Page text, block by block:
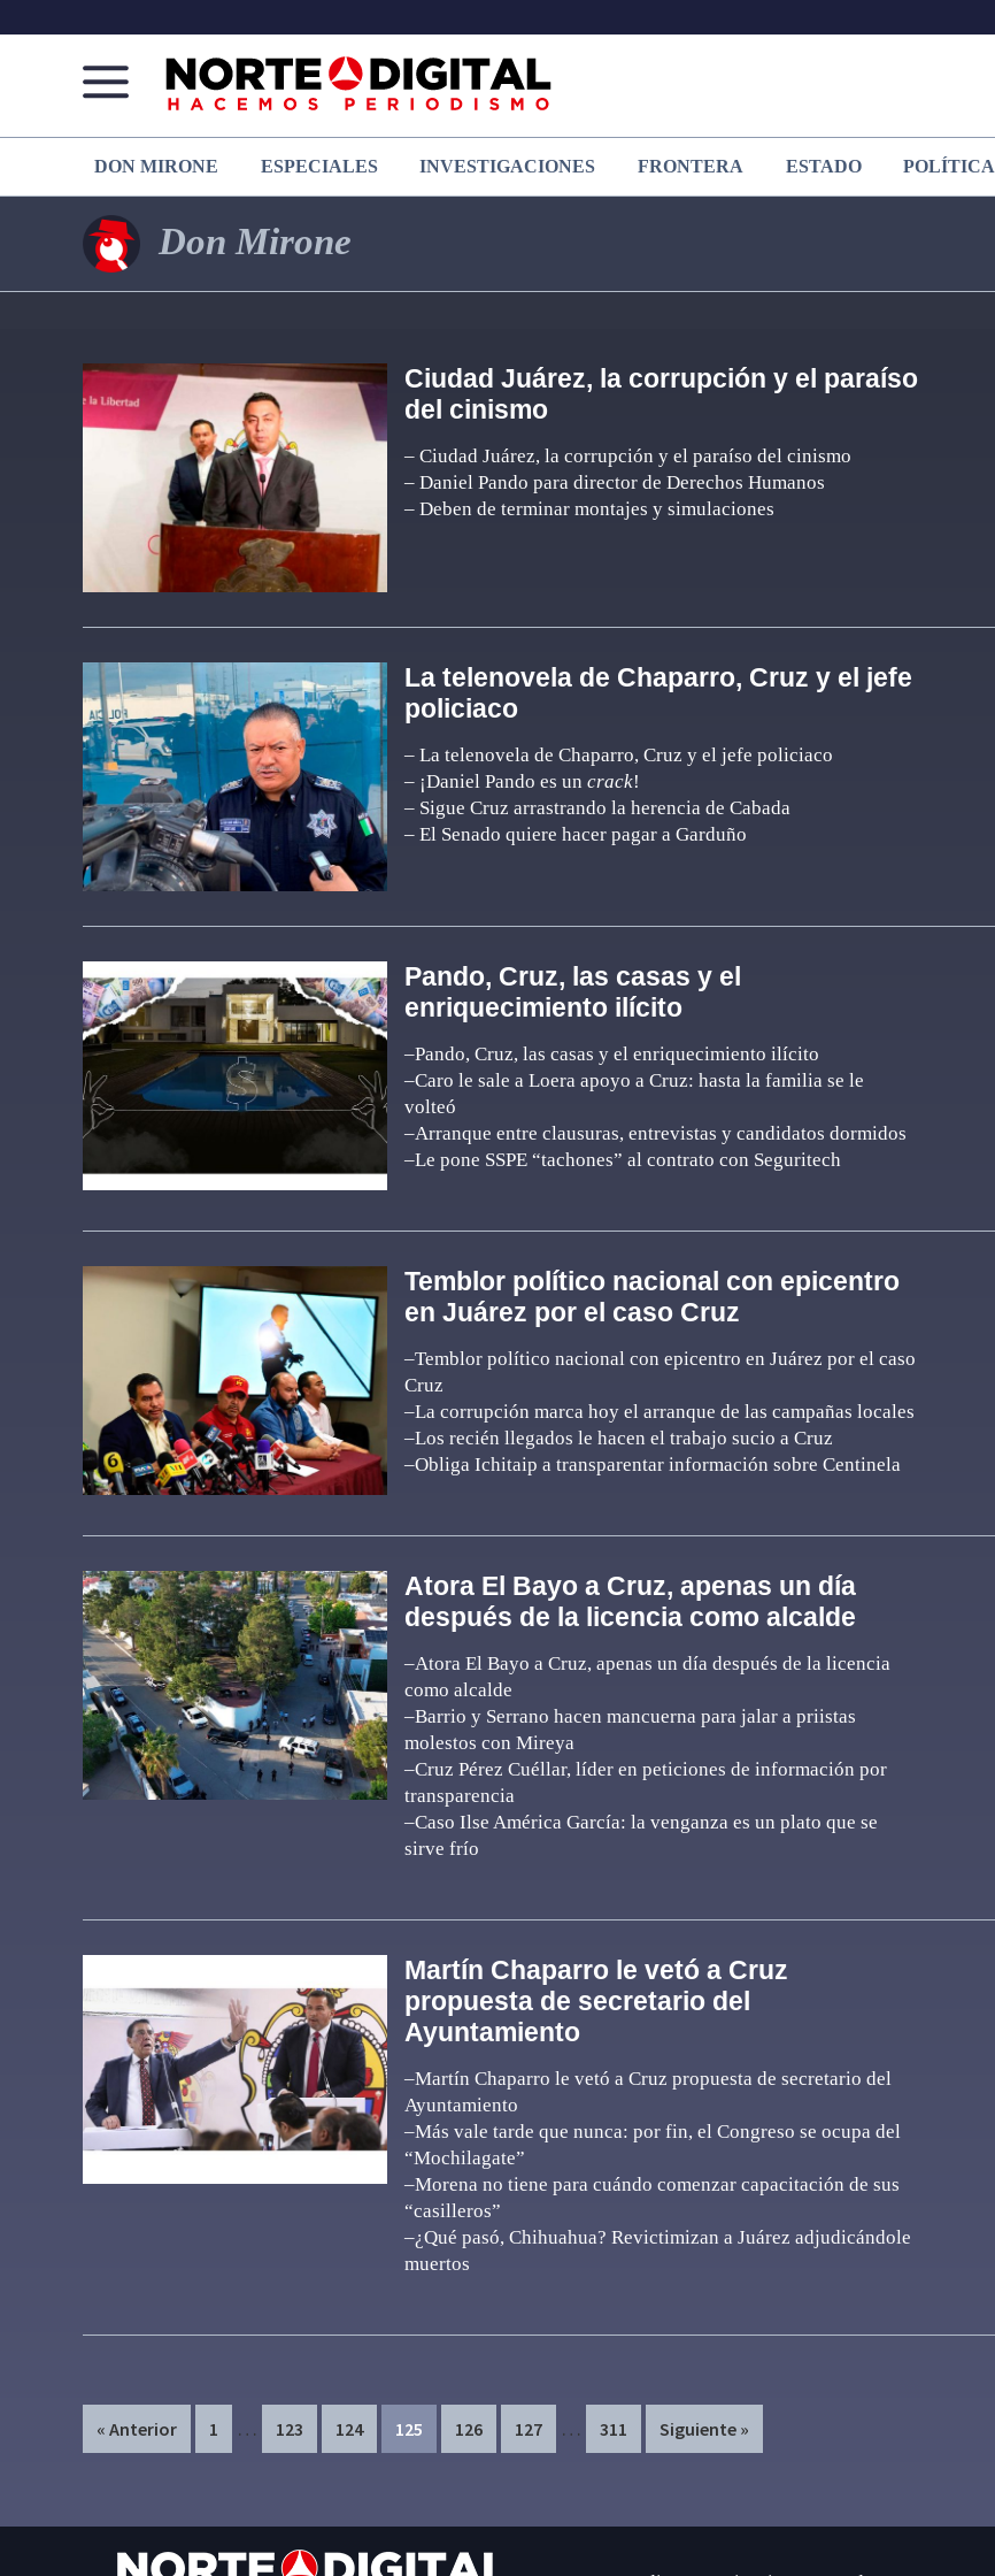
de
Ciudad
que
noticias,
hacemos periodismo
DON MIRONE ESPECIALES INVESTIGACIONES FRONTERA ESTADO POLÍTICA
Don Mirone
Ciudad Juárez, la corrupción y el paraíso
del cinismo
– Ciudad Juárez, la corrupción y el paraíso del cinismo
– Daniel Pando para director de Derechos Humanos
– Deben de terminar montajes y simulaciones
La telenovela de Chaparro, Cruz y el jefe
policiaco
– La telenovela de Chaparro, Cruz y el jefe policiaco
– ¡Daniel Pando es un crack!
– Sigue Cruz arrastrando la herencia de Cabada
– El Senado quiere hacer pagar a Garduño
Pando, Cruz, las casas y el
enriquecimiento ilícito
–Pando, Cruz, las casas y el enriquecimiento ilícito
–Caro le sale a Loera apoyo a Cruz: hasta la familia se le
volteó
–Arranque entre clausuras, entrevistas y candidatos dormidos
–Le pone SSPE “tachones” al contrato con Seguritech
Temblor político nacional con epicentro
en Juárez por el caso Cruz
–Temblor político nacional con epicentro en Juárez por el caso
Cruz
–La corrupción marca hoy el arranque de las campañas locales
–Los recién llegados le hacen el trabajo sucio a Cruz
–Obliga Ichitaip a transparentar información sobre Centinela
Atora El Bayo a Cruz, apenas un día
después de la licencia como alcalde
–Atora El Bayo a Cruz, apenas un día después de la licencia
como alcalde
–Barrio y Serrano hacen mancuerna para jalar a priistas
molestos con Mireya
–Cruz Pérez Cuéllar, líder en peticiones de información por
transparencia
–Caso Ilse América García: la venganza es un plato que se
sirve frío
Martín Chaparro le vetó a Cruz
propuesta de secretario del
Ayuntamiento
–Martín Chaparro le vetó a Cruz propuesta de secretario del
Ayuntamiento
–Más vale tarde que nunca: por fin, el Congreso se ocupa del
“Mochilagate”
–Morena no tiene para cuándo comenzar capacitación de sus
“casilleros”
–¿Qué pasó, Chihuahua? Revictimizan a Juárez adjudicándole
muertos
« Anterior Page
1
Interim
pages
… Page
123 Page
124 Page
125 Page
126 Page
127
Interim
pages
… Page
311 Siguiente »